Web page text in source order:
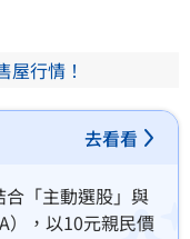
屋行情！
去看看
「主動選股」與
），以10元親民價